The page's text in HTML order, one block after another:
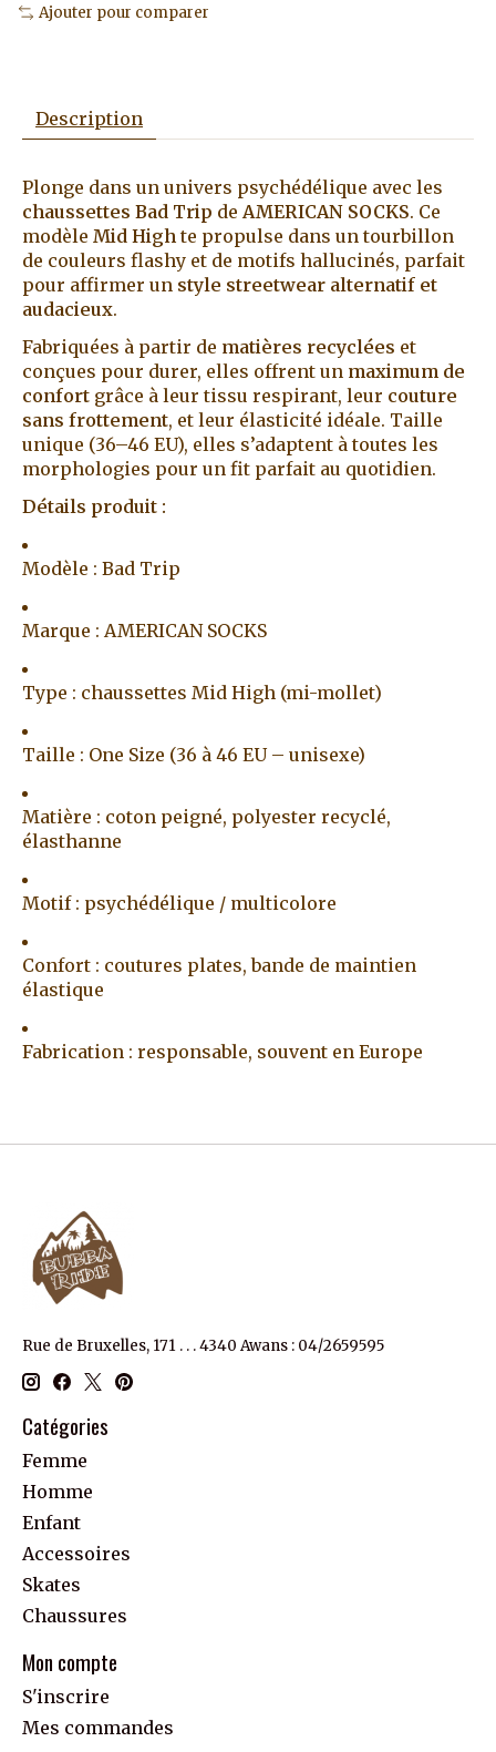
Ajouter pour comparer
Description
Plonge dans un univers psychédélique avec les
chaussettes Bad Trip de AMERICAN SOCKS. Ce
modèle Mid High te propulse dans un tourbillon
de couleurs flashy et de motifs hallucinés, parfait
pour affirmer un style streetwear alternatif et
audacieux.
Fabriquées à partir de matières recyclées et
conçues pour durer, elles offrent un maximum de
confort grâce à leur tissu respirant, leur couture
sans frottement, et leur élasticité idéale. Taille
unique (36–46 EU), elles s’adaptent à toutes les
morphologies pour un fit parfait au quotidien.
Détails produit :
Modèle : Bad Trip
Marque : AMERICAN SOCKS
Type : chaussettes Mid High (mi-mollet)
Taille : One Size (36 à 46 EU – unisexe)
Matière : coton peigné, polyester recyclé,
élasthanne
Motif : psychédélique / multicolore
Confort : coutures plates, bande de maintien
élastique
Fabrication : responsable, souvent en Europe
Rue de Bruxelles, 171 . . . 4340 Awans : 04/2659595
Catégories
Femme
Homme
Enfant
Accessoires
Skates
Chaussures
Mon compte
S'inscrire
Mes commandes